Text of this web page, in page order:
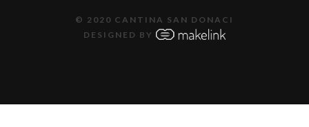
© 2020 CANTINA SAN DONACI
DESIGNED BY